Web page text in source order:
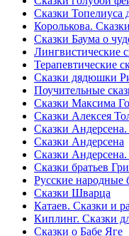
Сказки Топелиуса
Королькова.
Сказки Баума о
Лингвистические
Терапевтические
Сказки дядюшки
Поучительные
Сказки Максима
Сказки Алексея
Сказки Андерсена.
Сказки Андерсена
Сказки
Сказки братьев
Русские
Сказки Шварца
Катаев. Сказки и
Киплинг. Сказки
Сказки о Бабе Яге